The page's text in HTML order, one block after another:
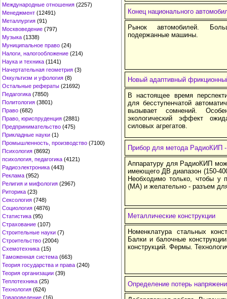
Международные отношения (2257)
Менеджмент (12491)
Металлургия (91)
Москвоведение (797)
Музыка (1338)
Муниципальное право (24)
Налоги, налогообложение (214)
Наука и техника (1141)
Начертательная геометрия (3)
Оккультизм и уфология (8)
Остальные рефераты (21692)
Педагогика (7850)
Политология (3801)
Право (682)
Право, юриспруденция (2881)
Предпринимательство (475)
Прикладные науки (1)
Промышленность, производство (7100)
Психология (8692)
психология, педагогика (4121)
Радиоэлектроника (443)
Реклама (952)
Религия и мифология (2967)
Риторика (23)
Сексология (748)
Социология (4876)
Статистика (95)
Страхование (107)
Строительные науки (7)
Строительство (2004)
Схемотехника (15)
Таможенная система (663)
Теория государства и права (240)
Теория организации (39)
Теплотехника (25)
Технология (624)
Товароведение (16)
Конец национального
Рынок автомобилей.
подержанные машины.
Новый адаптивный
В настоящее время
для бесступенчатой
вызывает сомнений.
экологический эффект
силовых агрегатов.
Прибор для метода РадиоКИП -
Аппаратуру для РадиоКИП
имеющего ДВ диапазон (150-
Необходимо только, чтобы у
(МА) и желательно - разъем
Металлические конструкции
Номенклатура стальных
Балки и балочные
конструкций. Фермы.
Определение потерь